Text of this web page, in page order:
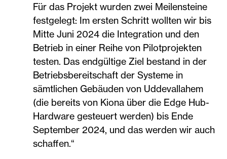
Für das Projekt wurden zwei Meilensteine
festgelegt: Im ersten Schritt wollten wir bis
Mitte Juni 2024 die Integration und den
Betrieb in einer Reihe von Pilotprojekten
testen. Das endgültige Ziel bestand in der
Betriebsbereitschaft der Systeme in
sämtlichen Gebäuden von Uddevallahem
(die bereits von Kiona über die Edge Hub-
Hardware gesteuert werden) bis Ende
September 2024, und das werden wir auch
schaffen.“